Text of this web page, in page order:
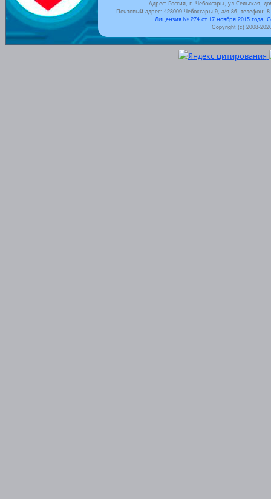
Адрес: Россия, г. Чебоксары, ул Сельская,
Почтовый адрес: 428009 Чебоксары-9, а/я 86, телефон:
Лицензия № 274 от 17 ноября 2015 года,
Copyright (c) 2008-